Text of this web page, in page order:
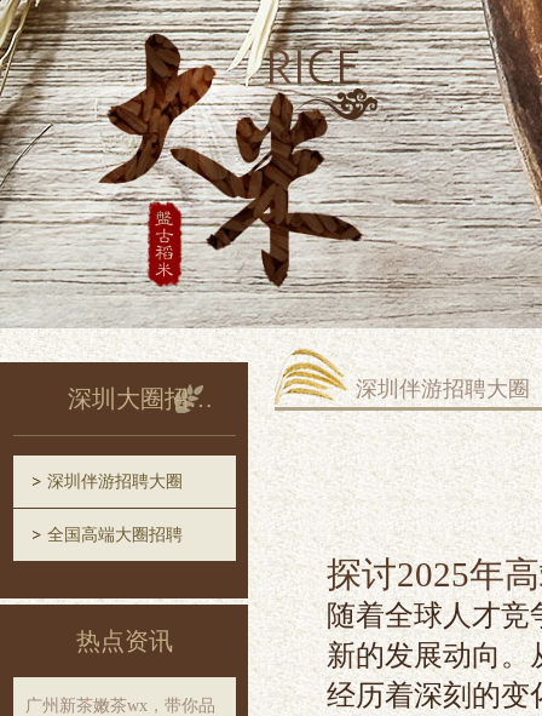
深圳大圈招聘信息网
深圳伴游招聘大圈
全国高端大圈招聘
热点资讯
广州新茶嫩茶wx，带你品
深圳伴游招聘大圈
探讨2025年
随着全球人才竞
新的发展动向。
经历着深刻的变